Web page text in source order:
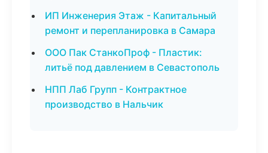
ИП Инженерия Этаж - Капитальный
ремонт и перепланировка в Самара
ООО Пак СтанкоПроф - Пластик:
литьё под давлением в Севастополь
НПП Лаб Групп - Контрактное
производство в Нальчик